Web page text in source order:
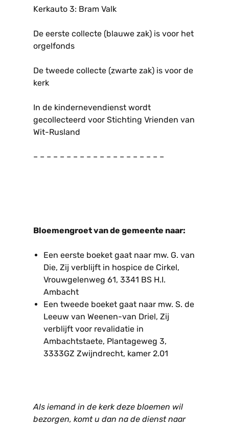
Kerkauto 3: Bram Valk
De eerste collecte (blauwe zak) is voor het
orgelfonds
De tweede collecte (zwarte zak) is voor de
kerk
In de kindernevendienst wordt
gecollecteerd voor Stichting Vrienden van
Wit-Rusland
– – – – – – – – – – – – – – – – – – – –
Bloemengroet van de gemeente naar:
Een eerste boeket gaat naar mw. G. van
Die, Zij verblijft in hospice de Cirkel,
Vrouwgelenweg 61, 3341 BS H.I.
Ambacht
Een tweede boeket gaat naar mw. S. de
Leeuw van Weenen-van Driel, Zij
verblijft voor revalidatie in
Ambachtstaete, Plantageweg 3,
3333GZ Zwijndrecht, kamer 2.01
Als iemand in de kerk deze bloemen wil
bezorgen, komt u dan na de dienst naar